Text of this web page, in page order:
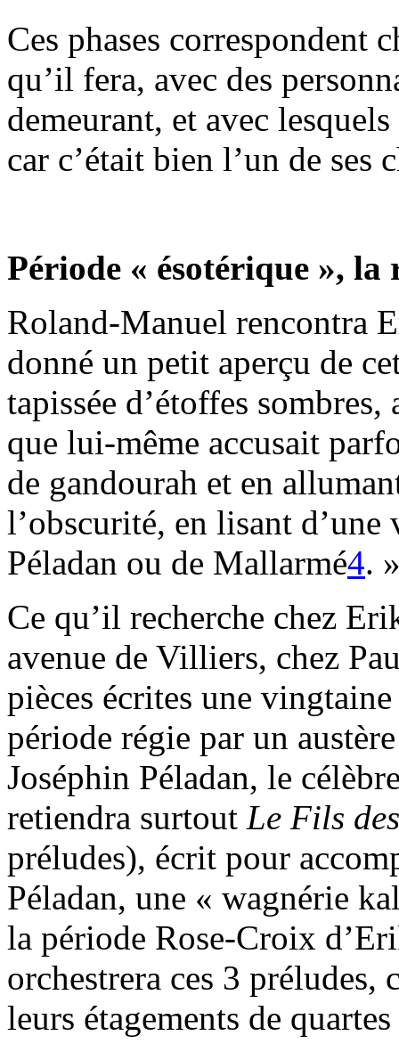
Ces phases correspondent
qu’il fera, avec des
demeurant, et avec
car c’était bien l’un de ses
Période « ésotérique »,
Roland-Manuel rencontra
donné un petit aperçu de
tapissée d’étoffes
que lui-même accusait
de gandourah et en
l’obscurité, en lisant
Péladan ou de Mallarmé4.
Ce qu’il recherche chez
avenue de Villiers, chez
pièces écrites une vingtaine
période régie par un
Joséphin Péladan, le
retiendra surtout Le Fils
préludes), écrit pour
Péladan, une « wagnérie
la période Rose-Croix
orchestrera ces 3 préludes,
leurs étagements de